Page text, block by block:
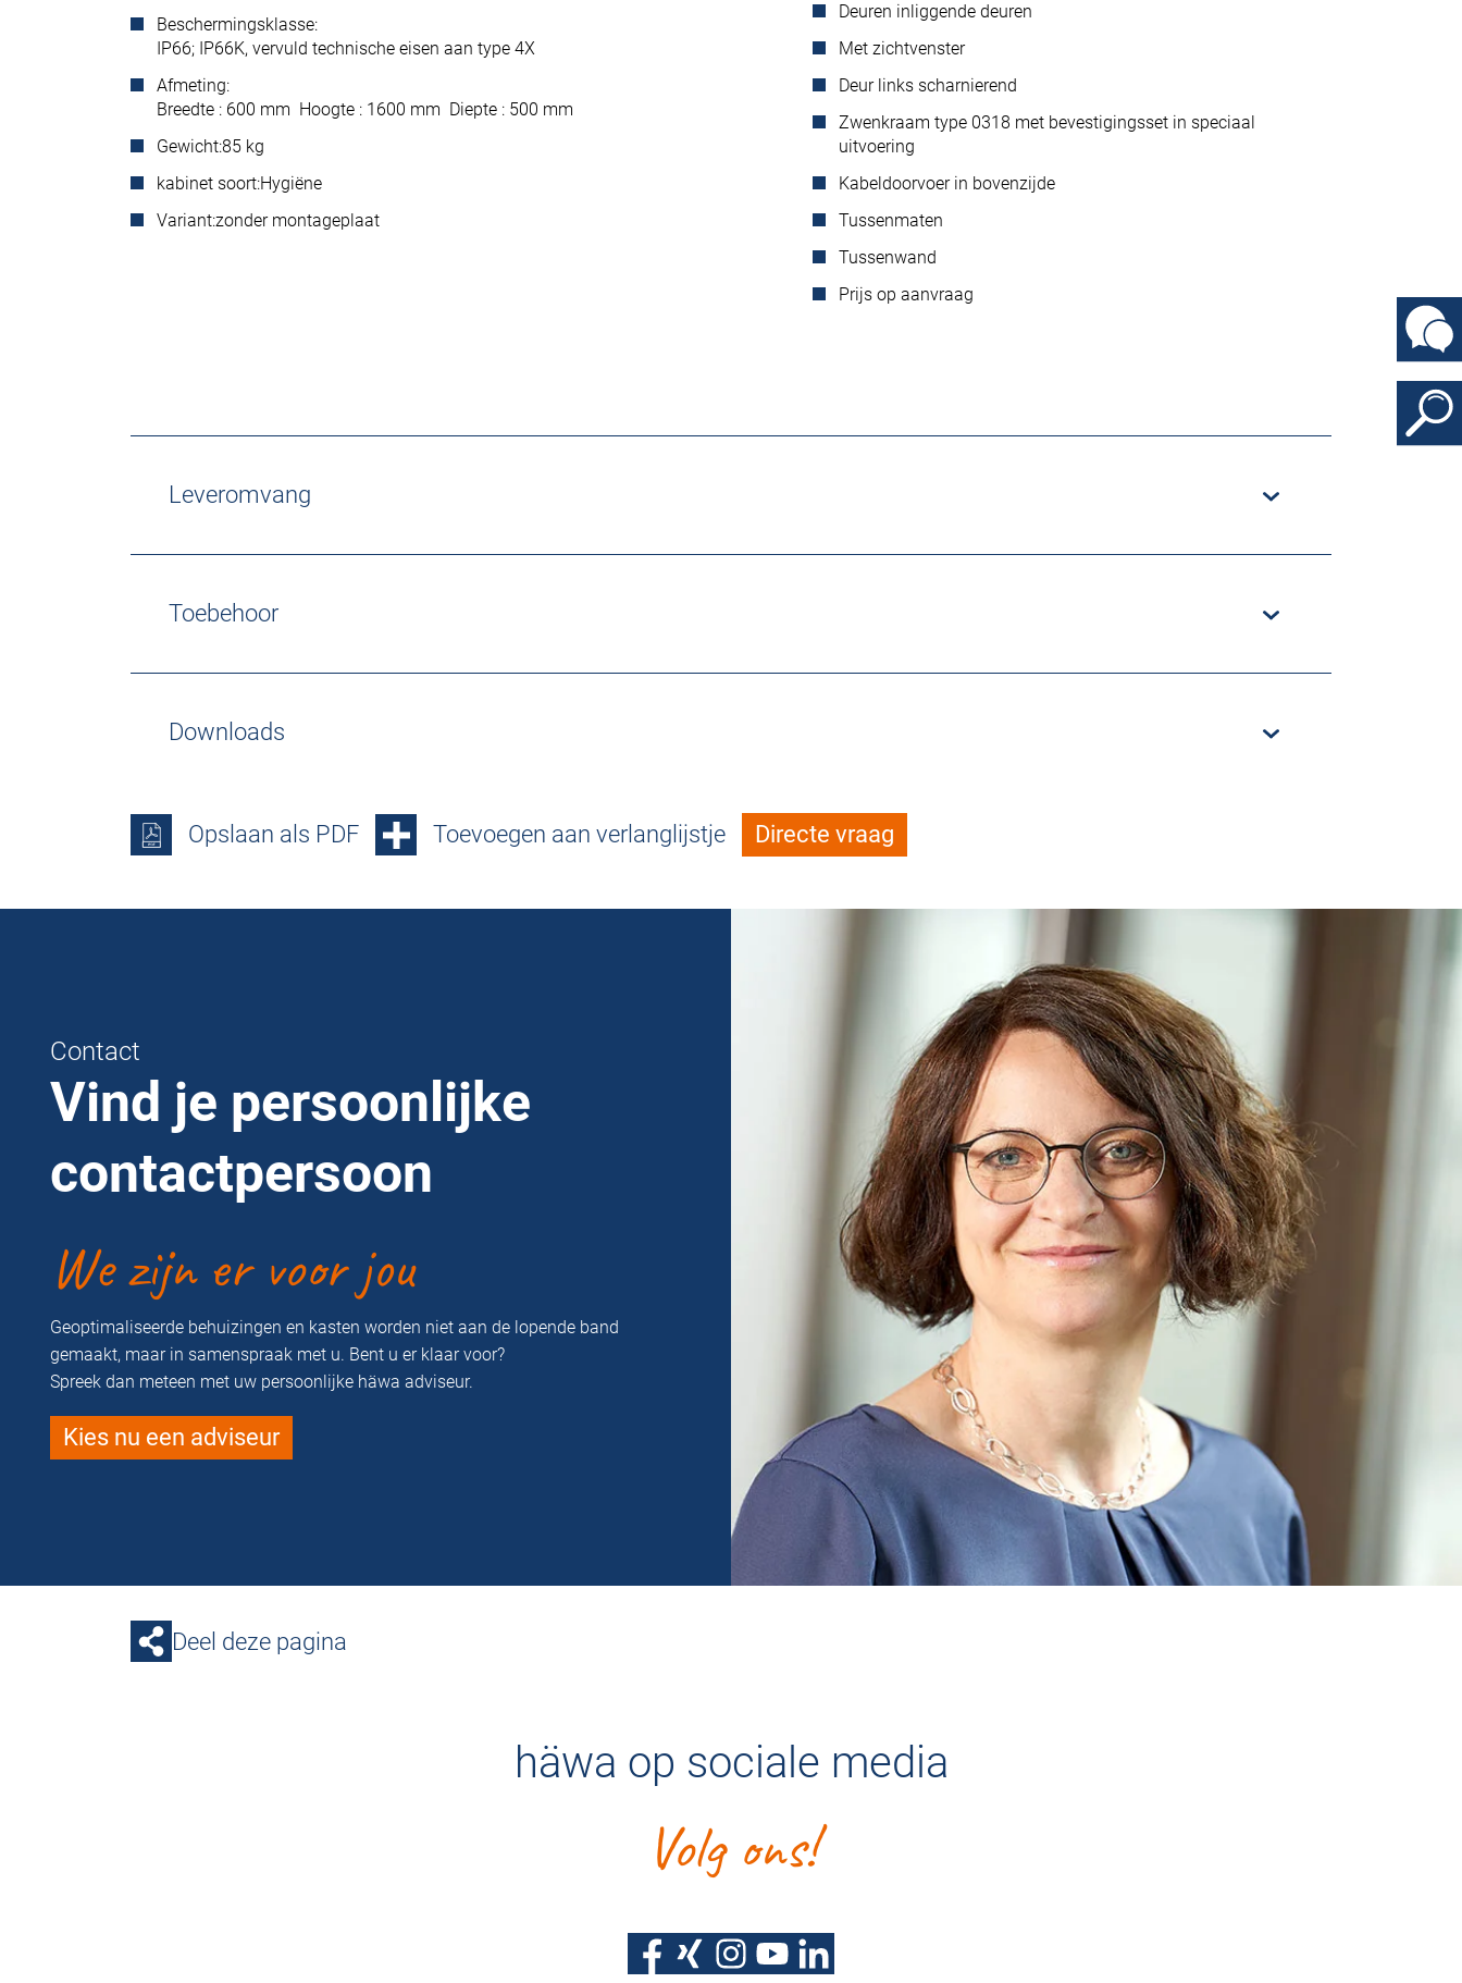
Beschermingsklasse:
IP66; IP66K, vervuld technische eisen aan type 4X
Afmeting:
Breedte : 600 mm Hoogte : 1600 mm Diepte : 500 mm
Gewicht:85 kg
kabinet soort:Hygiëne
Variant:zonder montageplaat
Deuren inliggende deuren
Met zichtvenster
Deur links scharnierend
Zwenkraam type 0318 met bevestigingsset in speciaal
uitvoering
Kabeldoorvoer in bovenzijde
Tussenmaten
Tussenwand
Prijs op aanvraag
Leveromvang
Toebehoor
Downloads
Opslaan als PDF Toevoegen aan verlanglijstje Directe vraag
Contact
Vind je persoonlijke
contactpersoon
We zijn er voor jou
Geoptimaliseerde behuizingen en kasten worden niet aan de lopende band
gemaakt, maar in samenspraak met u. Bent u er klaar voor?
Spreek dan meteen met uw persoonlijke häwa adviseur.
Kies nu een adviseur
Deel deze pagina
häwa op sociale media
Volg ons!